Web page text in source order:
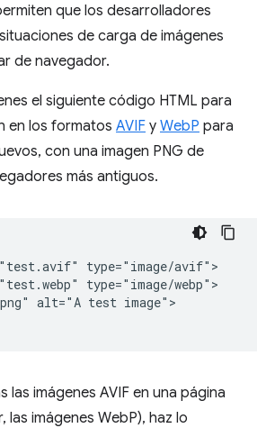
que los desarrolladores
de carga de imágenes
de navegador.
el siguiente código HTML para
en los formatos AVIF y WebP para
con una imagen PNG de
más antiguos.
type="image/avif">
type="image/webp">
alt="A test image">
las imágenes AVIF en una página
las imágenes WebP), haz lo